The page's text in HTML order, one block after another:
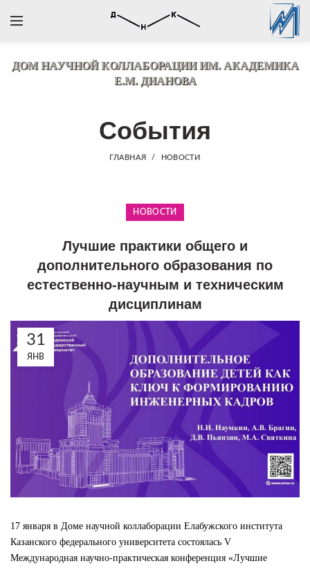
ДОМ НАУЧНОЙ КОЛЛАБОРАЦИИИМ. АКАДЕМИКА
Е.М. ДИАНОВА
События
ГЛАВНАЯ НОВОСТИ
НОВОСТИ
Лучшие практики общего и
дополнительного образования по
естественно-научным и техническим
дисциплинам
31
ЯНВ
17 января в Доме научной коллаборации Елабужского института
Казанского федерального университета состоялась V
Международная научно-практическая конференция «Лучшие